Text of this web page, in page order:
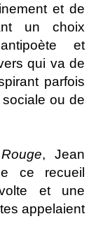
et de
un choix
et
qui va de
parfois
ou de
, Jean
ce recueil
et une
appelaient